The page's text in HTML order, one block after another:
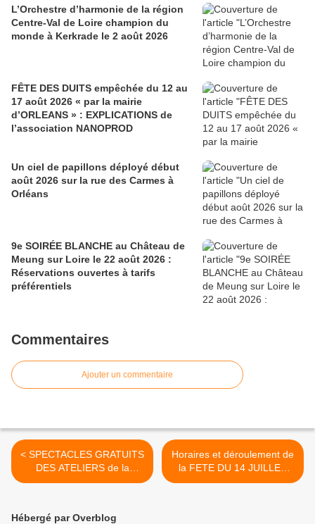
L’Orchestre d’harmonie de la région
Centre-Val de Loire champion du
monde à Kerkrade le 2 août 2026
FÊTE DES DUITS empêchée du 12 au
17 août 2026 « par la mairie
d’ORLEANS » : EXPLICATIONS de
l’association NANOPROD
Un ciel de papillons déployé début
août 2026 sur la rue des Carmes à
Orléans
9e SOIRÉE BLANCHE au Château de
Meung sur Loire le 22 août 2026 :
Réservations ouvertes à tarifs
préférentiels
Commentaires
Ajouter un commentaire
< SPECTACLES GRATUITS
DES ATELIERS de la
COMPAGNIE DU FAUX
Horaires et déroulement de
la FETE DU 14 JUILLET
2015 à Chécy >
Hébergé par Overblog